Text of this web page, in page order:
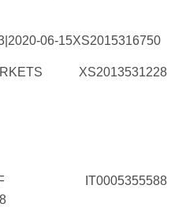
06-15XS2015316750
XS2013531228
IT0005355588